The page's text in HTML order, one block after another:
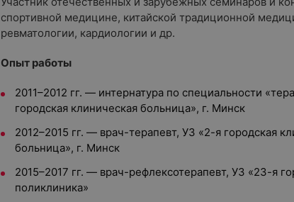
спортивной медицине, китайской традиционной
ревматологии, кардиологии и др.
Опыт работы
2011–2012 гг. — интернатура по специальности
городская клиническая больница», г. Минск
2012–2015 гг. — врач-терапевт, УЗ «2-я городская
больница», г. Минск
2015–2017 гг. — врач-рефлексотерапевт, УЗ «23-я
поликлиника»